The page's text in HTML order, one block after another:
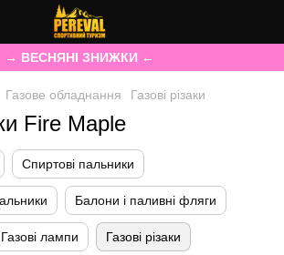
→ ВЕСНЯНІ ЗНИЖКИ ←
Газове обладнання Газові різаки
Fire Maple
Спиртові пальники
Балони і паливні фляги
Газові лампи Газові різаки